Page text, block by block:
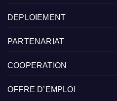
DEPLOIEMENT
PARTENARIAT
COOPERATION
OFFRE D’EMPLOI